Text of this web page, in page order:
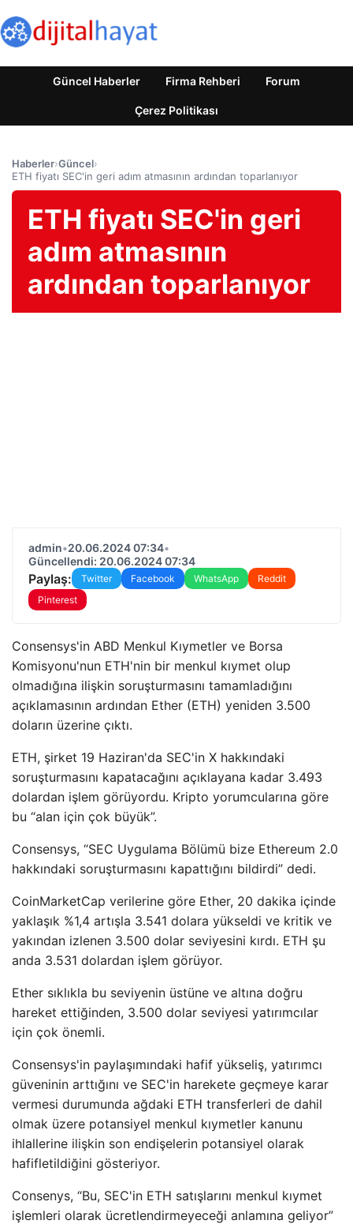
Güncel Haberler Firma Rehberi Forum
Çerez Politikası
Haberler›Güncel›
ETH fiyatı SEC'in geri adım atmasının ardından toparlanıyor
ETH fiyatı SEC'in geri
adım atmasının
ardından toparlanıyor
admin•20.06.2024 07:34•
Güncellendi: 20.06.2024 07:34
Paylaş: Twitter Facebook WhatsApp
Reddit
Pinterest
Consensys'in ABD Menkul Kıymetler ve Borsa
Komisyonu'nun ETH'nin bir menkul kıymet olup
olmadığına ilişkin soruşturmasını tamamladığını
açıklamasının ardından Ether (ETH) yeniden 3.500
doların üzerine çıktı.
ETH, şirket 19 Haziran'da SEC'in X hakkındaki
soruşturmasını kapatacağını açıklayana kadar 3.493
dolardan işlem görüyordu. Kripto yorumcularına göre
bu “alan için çok büyük”.
Consensys, “SEC Uygulama Bölümü bize Ethereum 2.0
hakkındaki soruşturmasını kapattığını bildirdi” dedi.
CoinMarketCap verilerine göre Ether, 20 dakika içinde
yaklaşık %1,4 artışla 3.541 dolara yükseldi ve kritik ve
yakından izlenen 3.500 dolar seviyesini kırdı. ETH şu
anda 3.531 dolardan işlem görüyor.
Ether sıklıkla bu seviyenin üstüne ve altına doğru
hareket ettiğinden, 3.500 dolar seviyesi yatırımcılar
için çok önemli.
Consensys'in paylaşımındaki hafif yükseliş, yatırımcı
güveninin arttığını ve SEC'in harekete geçmeye karar
vermesi durumunda ağdaki ETH transferleri de dahil
olmak üzere potansiyel menkul kıymetler kanunu
ihlallerine ilişkin son endişelerin potansiyel olarak
hafifletildiğini gösteriyor.
Consenys, “Bu, SEC'in ETH satışlarını menkul kıymet
işlemleri olarak ücretlendirmeyeceği anlamına geliyor”